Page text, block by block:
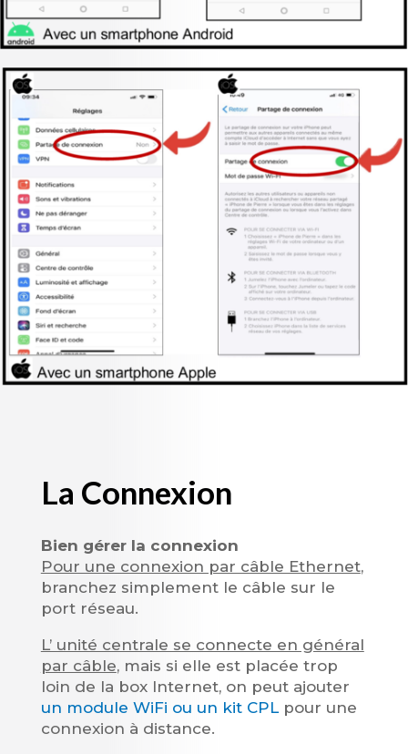
La Connexion
Bien gérer la connexion
Pour une connexion par câble Ethernet,
branchez simplement le câble sur le
port réseau.
L’ unité centrale se connecte en général
par câble, mais si elle est placée trop
loin de la box Internet, on peut ajouter
un module WiFi ou un kit CPLpour une
connexion à distance.